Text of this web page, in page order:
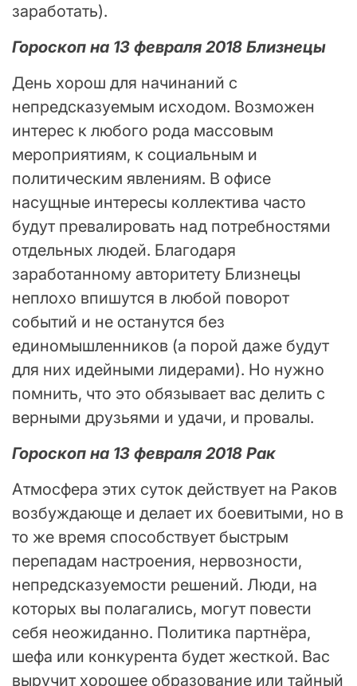
заработать).
Гороскоп на 13 февраля 2018 Близнецы
День хорош для начинаний с
непредсказуемым исходом. Возможен
интерес к любого рода массовым
мероприятиям, к социальным и
политическим явлениям. В офисе
насущные интересы коллектива часто
будут превалировать над потребностями
отдельных людей. Благодаря
заработанному авторитету Близнецы
неплохо впишутся в любой поворот
событий и не останутся без
единомышленников (а порой даже будут
для них идейными лидерами). Но нужно
помнить, что это обязывает вас делить с
верными друзьями и удачи, и провалы.
Гороскоп на 13 февраля 2018 Рак
Атмосфера этих суток действует на Раков
возбуждающе и делает их боевитыми, но в
то же время способствует быстрым
перепадам настроения, нервозности,
непредсказуемости решений. Люди, на
которых вы полагались, могут повести
себя неожиданно. Политика партнёра,
шефа или конкурента будет жесткой. Вас
выручит хорошее образование или тайный